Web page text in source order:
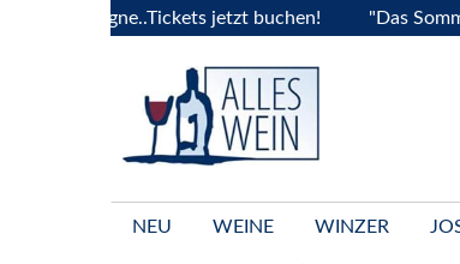
jetzt buchen! "Das
NEU WEINE WINZER